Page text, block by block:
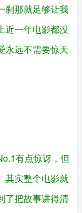
刹那就足够让我
近一年电影都没
永远不需要惊天
有点惊讶，但
其实整个电影就
了把故事讲得清